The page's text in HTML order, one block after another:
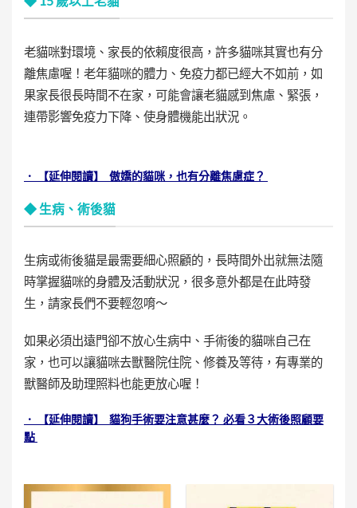
老貓咪對環境、家長的依賴度很高，許多貓咪其實也有分
離焦慮喔！老年貓咪的體力、免疫力都已經大不如前，如
果家長很長時間不在家，可能會讓老貓感到焦慮、緊張，
連帶影響免疫力下降、使身體機能出狀況。
． 【延伸閱讀】 傲嬌的貓咪，也有分離焦慮症？
◆ 生病、術後貓
生病或術後貓是最需要細心照顧的，長時間外出就無法隨
時掌握貓咪的身體及活動狀況，很多意外都是在此時發
生，請家長們不要輕忽唷～
如果必須出遠門卻不放心生病中、手術後的貓咪自己在
家，也可以讓貓咪去獸醫院住院、修養及等待，有專業的
獸醫師及助理照料也能更放心喔！
． 【延伸閱讀】 貓狗手術要注意甚麼？ 必看３大術後照顧要
點